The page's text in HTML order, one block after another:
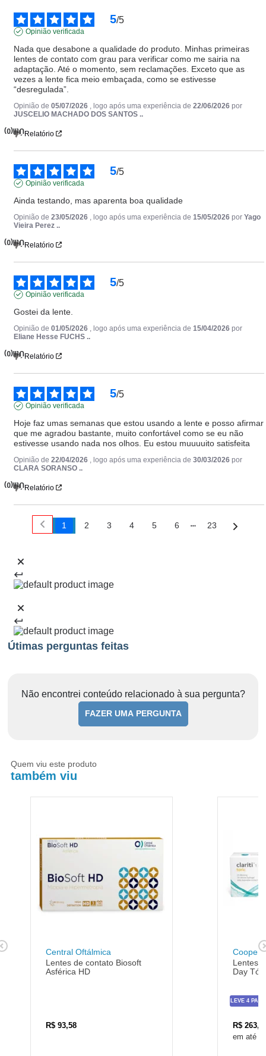
5/5
Opinião verificada
Nada que desabone a qualidade do produto. Minhas primeiras
lentes de contato com grau para verificar como me sairia na
adaptação. Até o momento, sem reclamações. Exceto que as
vezes a lente fica meio embaçada, como se estivesse
“desregulada”.
Opinião de05/07/2026 , logo após uma experiência de22/06/2026 por
JUSCELIO MACHADO DOS SANTOS ..
Útil
(0) Relatório
5/5
Opinião verificada
Ainda testando, mas aparenta boa qualidade
Opinião de23/05/2026 , logo após uma experiência de 15/05/2026 porYago
Vieira Perez ..
Útil
(0) Relatório
5/5
Opinião verificada
Gostei da lente.
Opinião de01/05/2026 , logo após uma experiência de 15/04/2026 por
Eliane Hesse FUCHS ..
Útil
(0) Relatório
5/5
Opinião verificada
Hoje faz umas semanas que estou usando a lente e posso afirmar
que me agradou bastante, muito confortável como se eu não
estivesse usando nada nos olhos. Eu estou muuuuito satisfeita
Opinião de22/04/2026 , logo após uma experiência de30/03/2026 por
CLARA SORANSO ..
Útil
(0) Relatório
1 2 3 4 5 6 23
Útimas perguntas feitas
Não encontrei conteúdo relacionado à sua pergunta?
FAZER UMA PERGUNTA
Quem viu este produto
também viu
Central Oftálmica
Lentes de contato Biosoft
Asférica HD
R$ 93,58
LEVE 4
Lentes
Day
R$